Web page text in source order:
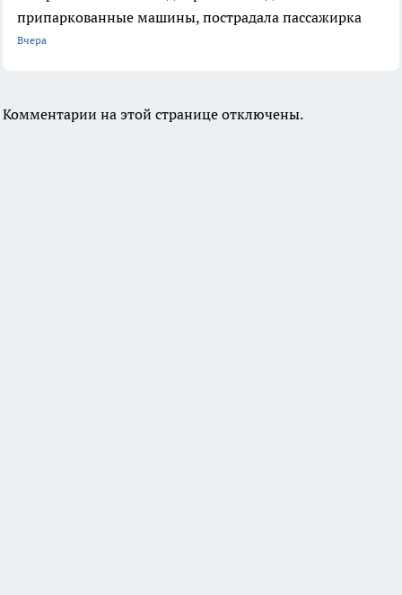
припаркованные машины, пострадала пассажирка
Вчера
Комментарии на этой странице отключены.